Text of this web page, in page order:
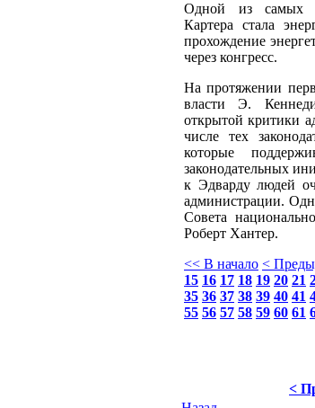
Одной из самых
Картера стала
прохождение
через конгресс.
На протяжении
власти Э.
открытой критики
числе тех
которые
законодательных
к Эдварду людей
администрации.
Совета
Роберт Хантер.
<< В начало <
15 16 17 18 19 20 21
35 36 37 38 39 40 41
55 56 57 58 59 60 61
<